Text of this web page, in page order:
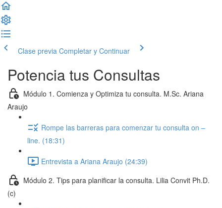
Clase previa Completar y Continuar
Potencia tus Consultas
Módulo 1. Comienza y Optimiza tu consulta. M.Sc. Ariana
Araujo
Rompe las barreras para comenzar tu consulta on –
line. (18:31)
Entrevista a Ariana Araujo (24:39)
Módulo 2. Tips para planificar la consulta. Lilia Convit Ph.D.
(c)